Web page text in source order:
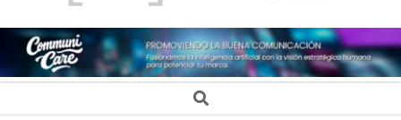
ACTUALIDAD
DIGITAL Search